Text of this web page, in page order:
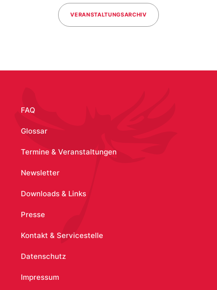
VERANSTALTUNGSARCHIV
FAQ
Glossar
Termine & Veranstaltungen
Newsletter
Downloads & Links
Presse
Kontakt & Servicestelle
Datenschutz
Impressum